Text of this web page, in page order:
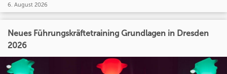
6. August 2026
Neues Führungskräftetraining Grundlagen in Dresden
2026